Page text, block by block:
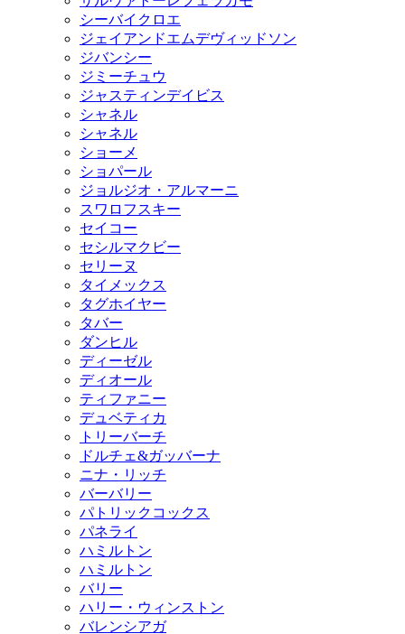
シーバイクロエ
ジェイアンドエムデヴィッドソン
ジバンシー
ジミーチュウ
ジャスティンデイビス
シャネル
シャネル
ショーメ
ショパール
ジョルジオ・アルマーニ
スワロフスキー
セイコー
セシルマクビー
セリーヌ
タイメックス
タグホイヤー
タバー
ダンヒル
ディーゼル
ディオール
ティファニー
デュベティカ
トリーバーチ
ドルチェ&ガッバーナ
ニナ・リッチ
バーバリー
パトリックコックス
パネライ
ハミルトン
ハミルトン
バリー
ハリー・ウィンストン
バレンシアガ